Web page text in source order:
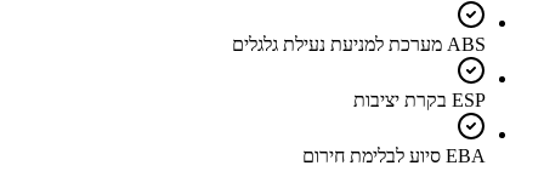
ABS מערכת למניעת נעילת גלגלים
ESP בקרת יציבות
EBA סיוע לבלימת חירום